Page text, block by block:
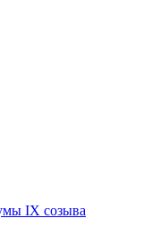
IX созыва